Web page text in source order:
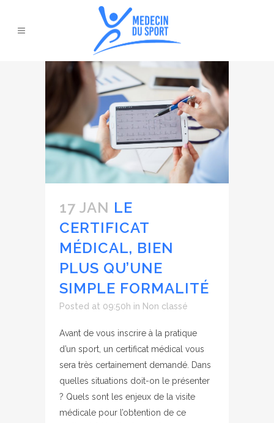
17 JAN LE
CERTIFICAT
MÉDICAL, BIEN
PLUS QU’UNE
SIMPLE FORMALITÉ
Posted at 09:50h in Non classé
Avant de vous inscrire à la pratique
d’un sport, un certificat médical vous
sera très certainement demandé. Dans
quelles situations doit-on le présenter
? Quels sont les enjeux de la visite
médicale pour l’obtention de ce